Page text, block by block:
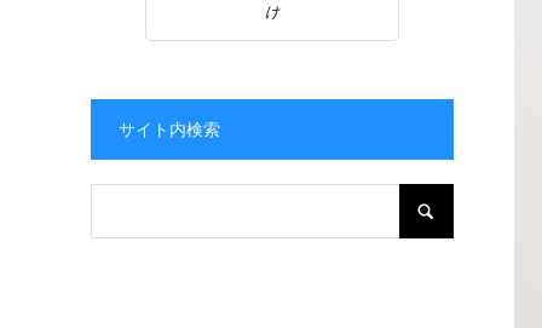
け
サイト内検索